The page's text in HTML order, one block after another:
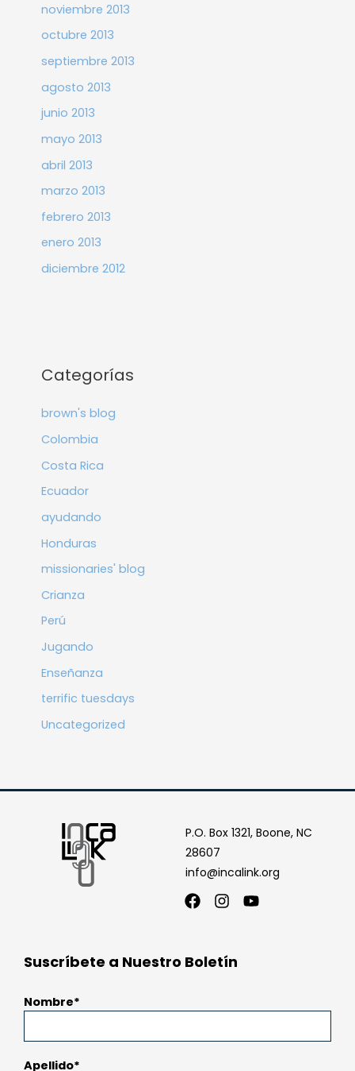
noviembre 2013
octubre 2013
septiembre 2013
agosto 2013
junio 2013
mayo 2013
abril 2013
marzo 2013
febrero 2013
enero 2013
diciembre 2012
Categorías
brown's blog
Colombia
Costa Rica
Ecuador
ayudando
Honduras
missionaries' blog
Crianza
Perú
Jugando
Enseñanza
terrific tuesdays
Uncategorized
P.O. Box 1321, Boone, NC
28607
info@incalink.org
Facebook
Instagram
Youtube
Suscríbete a Nuestro Boletín
Nombre
Apellido